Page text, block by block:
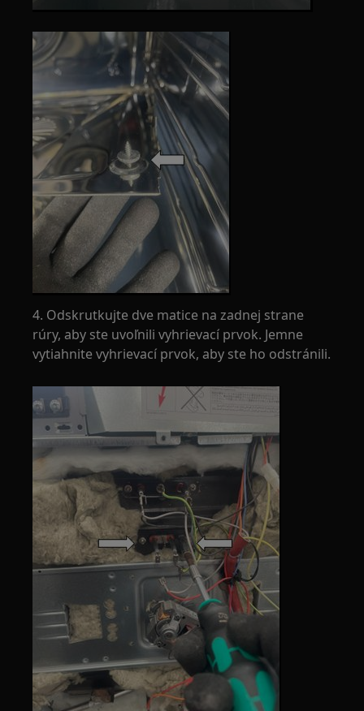
4. Odskrutkujte dve matice na zadnej strane
rúry, aby ste uvoľnili vyhrievací prvok. Jemne
vytiahnite vyhrievací prvok, aby ste ho odstránili.